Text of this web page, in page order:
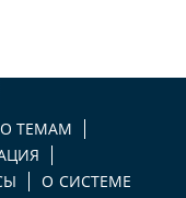
ТЕМАМ
О СИСТЕМЕ